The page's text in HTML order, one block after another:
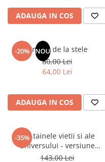
Birotica & Papetarie
Articole Birotica
Accesorii Arhivare
Instrumente de scris
Seturi birotica
Articole scolare
ADAUGA IN COS
-20% NOU
Un dar de la stele
80,00 Lei
64,00 Lei
ADAUGA IN COS
-35%
Din tainele vietii si ale
Universului - versiune
originala din 1939. Volumele I-
143,00 Lei